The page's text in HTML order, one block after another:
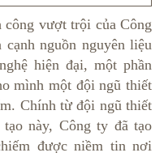
công vượt trội của Công
nguồn nguyên liệu
hiện đại, một phần
mình một đội ngũ thiết
Chính từ đội ngũ thiết
này, Công ty đã tạo
được niềm tin nơi